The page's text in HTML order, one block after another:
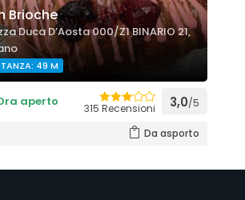
Brioche
Duca D’Aosta 000/Z1 BINARIO 21,
49 M
aperto 315 Recensioni 3,0/5
Da asporto